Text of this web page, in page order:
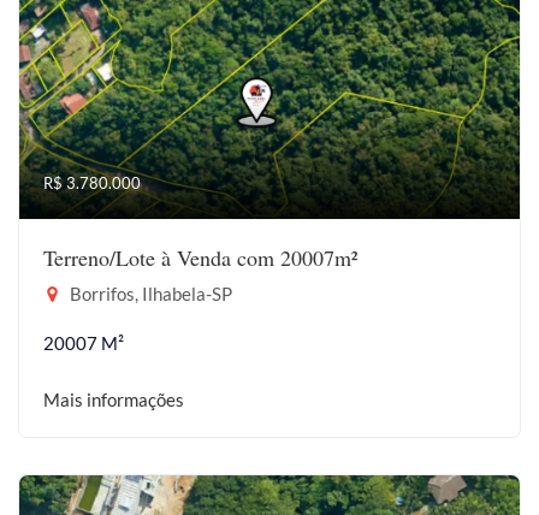
R$ 3.780.000
Terreno/Lote à Venda com 20007m²
Borrifos, Ilhabela-SP
20007 M²
Mais informações